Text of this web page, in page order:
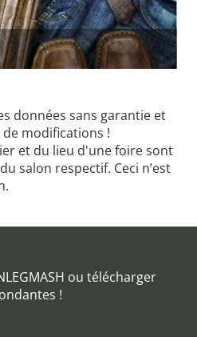
données sans garantie et
modifications !
et du lieu d'une foire sont
salon respectif. Ceci n’est
ou télécharger
!